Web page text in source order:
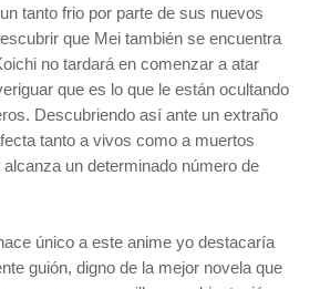
tanto frio por parte de sus nuevos
que Mei también se encuentra
no tardará en comenzar a atar
que es lo que le están ocultando
Descubriendo así ante un extraño
tanto a vivos como a muertos
un determinado número de
único a este anime yo destacaría
guión, digno de la mejor novela que